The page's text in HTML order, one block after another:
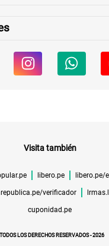
Visita también
libero.pe libero.pe/
verificador
cuponidad.pe
LOS DERECHOS RESERVADOS -2026